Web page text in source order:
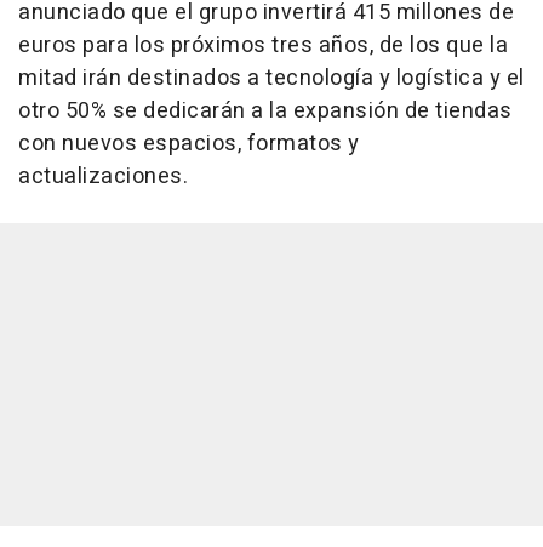
anunciado que el grupo invertirá 415 millones de
euros para los próximos tres años, de los que la
mitad irán destinados a tecnología y logística y el
otro 50% se dedicarán a la expansión de tiendas
con nuevos espacios, formatos y
actualizaciones.